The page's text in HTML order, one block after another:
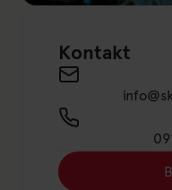
Kontakt
Send